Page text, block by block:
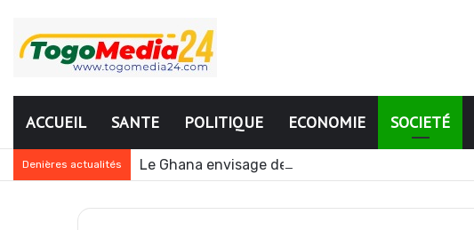
ACCUEIL SANTE POLITIQUE ECONOMIE SOCIETÉ
Denières actualités Le Ghana envisage des réformes politiques